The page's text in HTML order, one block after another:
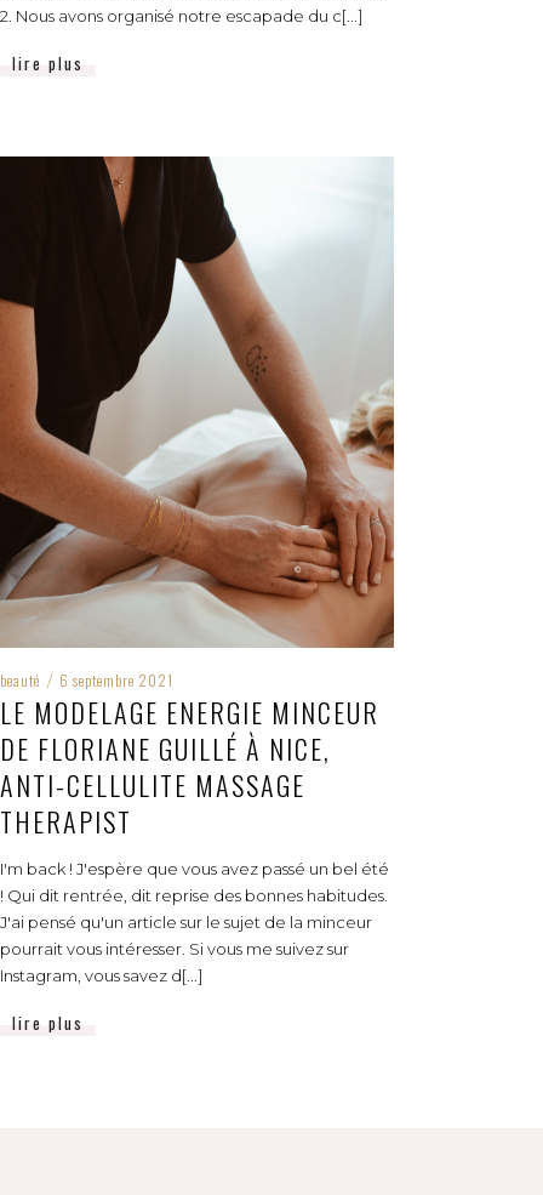
2. Nous avons organisé notre escapade du c[...]
lire plus
beauté / 6 septembre 2021
LE MODELAGE ENERGIE MINCEUR
DE FLORIANE GUILLÉ À NICE,
ANTI-CELLULITE MASSAGE
THERAPIST
I'm back ! J'espère que vous avez passé un bel été
! Qui dit rentrée, dit reprise des bonnes habitudes.
J'ai pensé qu'un article sur le sujet de la minceur
pourrait vous intéresser. Si vous me suivez sur
Instagram, vous savez d[...]
lire plus